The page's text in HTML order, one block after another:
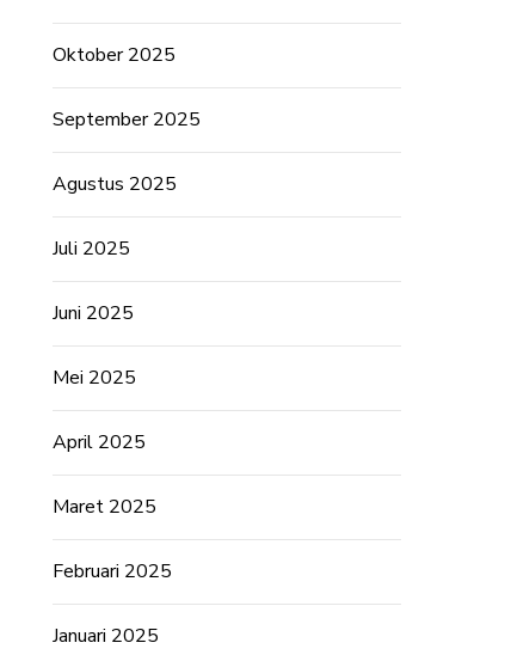
Oktober 2025
September 2025
Agustus 2025
Juli 2025
Juni 2025
Mei 2025
April 2025
Maret 2025
Februari 2025
Januari 2025